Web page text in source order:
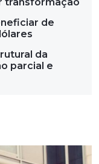
transformação
de
da
parcial e